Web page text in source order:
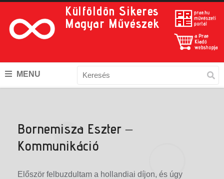
Külföldön Sikeres
Magyar Művészek
MENU
Bornemisza Eszter –
Kommunikáció
Először felbuzdultam a hollandiai díjon, és úgy